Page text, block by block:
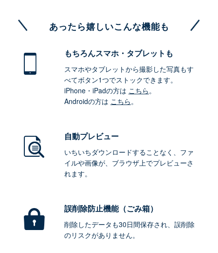
あったら嬉しいこんな機能も
もちろんスマホ・タブレットも
スマホやタブレットから撮影した写真もす
べてボタン1つでストックできます。
iPhone・iPadの方は こちら。
Androidの方は こちら。
自動プレビュー
いちいちダウンロードすることなく、ファ
イルや画像が、ブラウザ上でプレビューさ
れます。
誤削除防止機能（ごみ箱）
削除したデータも30日間保存され、誤削除
のリスクがありません。